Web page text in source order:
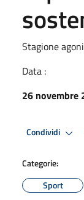
Stagione
Data :
26 novembre
Condividi
Categorie:
Sport